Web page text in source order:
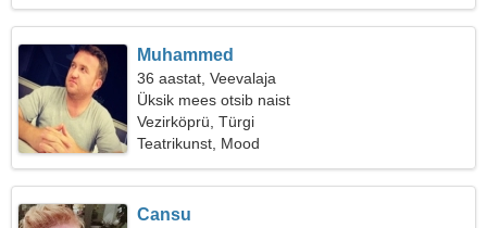
Muhammed
36 aastat, Veevalaja
Üksik mees otsib naist
Vezirköprü, Türgi
Teatrikunst, Mood
Cansu